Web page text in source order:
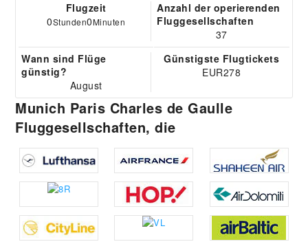
Flugzeit
0Stunden0Minuten
Anzahl der operierenden
Fluggesellschaften
37
Wann sind Flüge
günstig?
August
Günstigste Flugtickets
EUR278
Munich Paris Charles de Gaulle
Fluggesellschaften, die